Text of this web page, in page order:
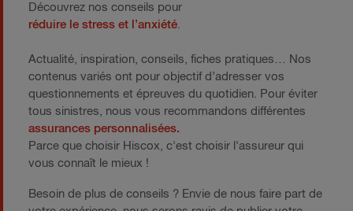
Découvrez nos conseils pour
réduire le stress et l’anxiété.
Actualité, inspiration, conseils, fiches pratiques… Nos
contenus variés ont pour objectif d’adresser vos
questionnements et épreuves du quotidien. Pour éviter
tous sinistres, nous vous recommandons différentes
assurances personnalisées.
Parce que choisir Hiscox, c'est choisir l'assureur qui
vous connaît le mieux !
Besoin de plus de conseils ? Envie de nous faire part de